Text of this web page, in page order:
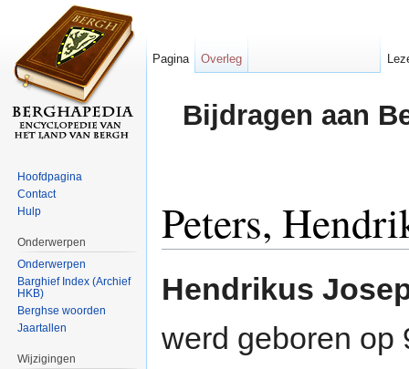
Bijdragen aan
Peters,
Hendrikus
werd geboren op
Pagina Overleg
Hoofdpagina
Contact
Hulp
Onderwerpen
Onderwerpen
Barghief Index (Archief
HKB)
Berghse woorden
Jaartallen
Wijzigingen